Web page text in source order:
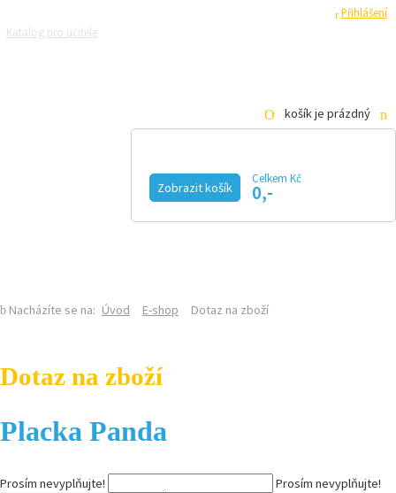
Přihlášení
Katalog pro učitele
košík je prázdný
Zobrazit košík
Celkem Kč
0,-
Nacházíte se na: Úvod E-shop Dotaz na zboží
Dotaz na zboží
Placka Panda
Prosím nevyplňujte!
Prosím nevyplňujte!